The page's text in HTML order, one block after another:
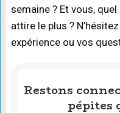
semaine ? Et vous,
attire le plus ?
expérience ou vos
Restons
pépites